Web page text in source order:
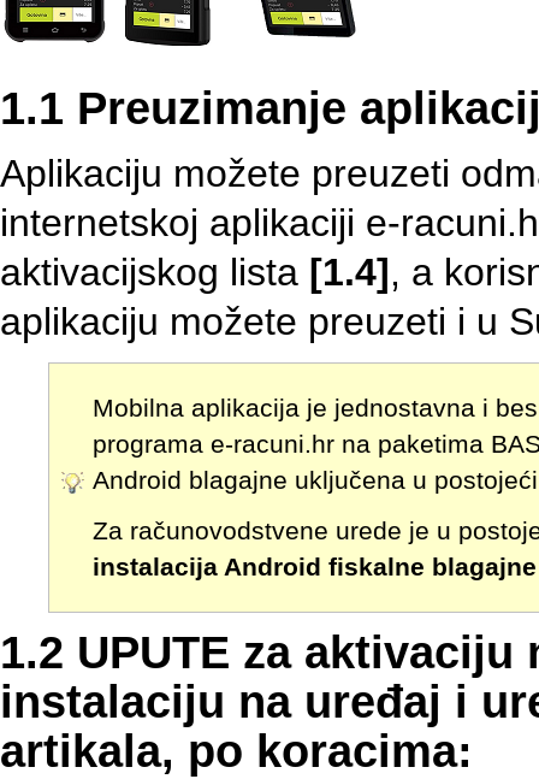
1.1 Preuzimanje
Aplikaciju možete preuzeti
internetskoj aplikaciji e-
aktivacijskog lista [1.4], a
aplikaciju možete preuzeti i u
Mobilna aplikacija je jednostavna i
programa e-racuni.hr na paketima
Android blagajne uključena u
Za računovodstvene urede je u
instalacija Android fiskalne
1.2 UPUTE za
instalaciju na uređaj i
artikala, po koracima: